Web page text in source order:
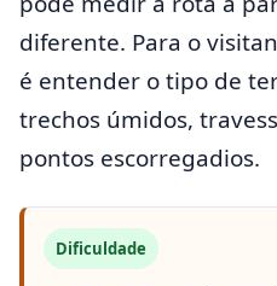
diferente. Para o
é entender o tipo de
trechos úmidos,
pontos escorregadios.
Dificuldade